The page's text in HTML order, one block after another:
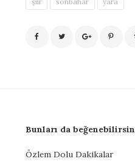
Bunları da beğenebilirsin
Özlem Dolu Dakikalar